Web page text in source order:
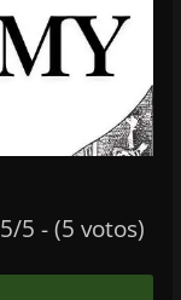
5/5 - (5 votos)